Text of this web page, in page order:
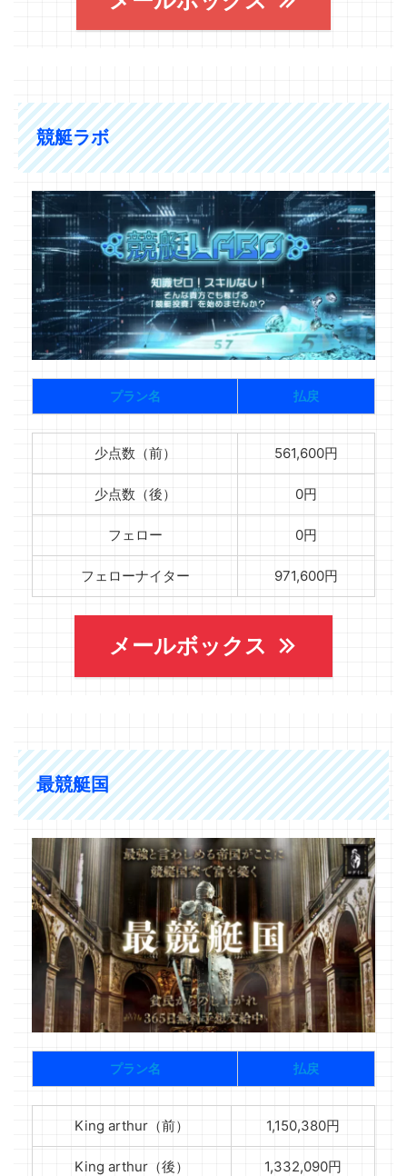
競艇ラボ
プラン名 払戻
少点数（前） 561,600円
少点数（後） 0円
フェロー 0円
フェローナイター 971,600円
メールボックス
最競艇国
プラン名 払戻
King arthur（前） 1,150,380円
King arthur（後） 1,332,090円